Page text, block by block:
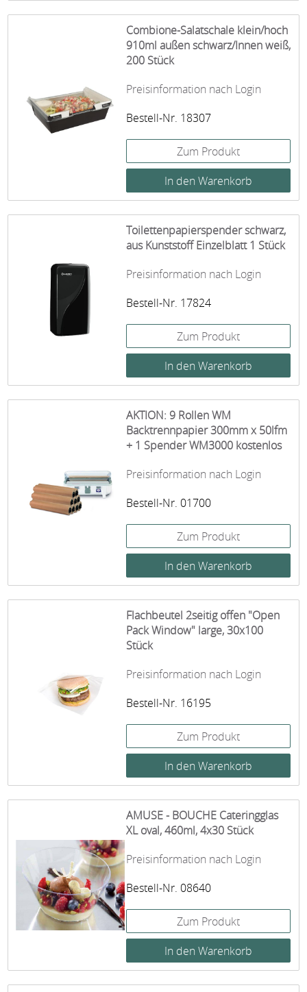
Combione-Salatschale klein/hoch
910ml außen schwarz/Innen weiß,
200 Stück
Preisinformation nach Login
Bestell-Nr. 18307
Zum Produkt
Toilettenpapierspender schwarz,
aus Kunststoff Einzelblatt 1 Stück
Preisinformation nach Login
Bestell-Nr. 17824
Zum Produkt
AKTION: 9 Rollen WM
Backtrennpapier 300mm x 50lfm
+ 1 Spender WM3000 kostenlos
Preisinformation nach Login
Bestell-Nr. 01700
Zum Produkt
Flachbeutel 2seitig offen "Open
Pack Window" large, 30x100
Stück
Preisinformation nach Login
Bestell-Nr. 16195
Zum Produkt
AMUSE - BOUCHE Cateringglas
XL oval, 460ml, 4x30 Stück
Preisinformation nach Login
Bestell-Nr. 08640
Zum Produkt